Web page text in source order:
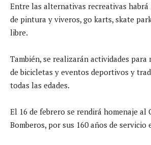
Entre las alternativas recreativas
de pintura y viveros, go karts, skate
libre.
También, se realizarán actividades para
de bicicletas y eventos deportivos y
todas las edades.
El 16 de febrero se rendirá homenaje al
Bomberos, por sus 160 años de servicio